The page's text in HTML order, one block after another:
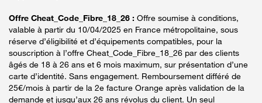
Offre Cheat_Code_Fibre_18_26 : Offre soumise à conditions,
valable à partir du 10/04/2025 en France métropolitaine, sous
réserve d’éligibilité et d’équipements compatibles, pour la
souscription à l’offre Cheat_Code_Fibre_18_26 par des clients
âgés de 18 à 26 ans et 6 mois maximum, sur présentation d’une
carte d’identité. Sans engagement. Remboursement différé de
25€/mois à partir de la 2e facture Orange après validation de la
demande et jusqu’aux 26 ans révolus du client. Un seul